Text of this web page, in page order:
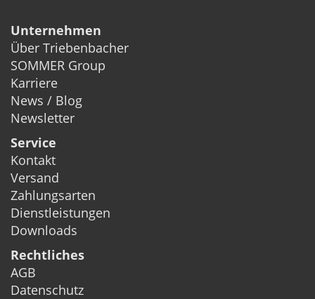
Unternehmen
Über Triebenbacher
SOMMER Group
Karriere
News / Blog
Newsletter
Service
Kontakt
Versand
Zahlungsarten
Dienstleistungen
Downloads
Rechtliches
AGB
Datenschutz